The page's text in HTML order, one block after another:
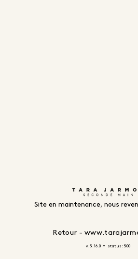
Site en maintenance, nous
Retour -
v. 3.16.0 - status: 500